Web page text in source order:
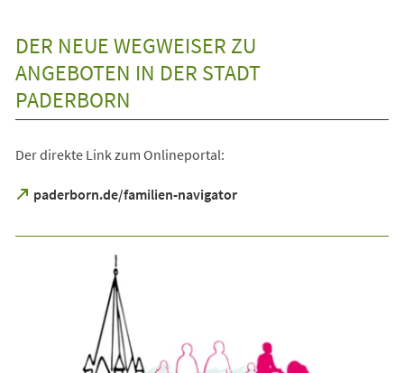
DER NEUE WEGWEISER ZU
ANGEBOTEN IN DER STADT
PADERBORN
Der direkte Link zum Onlineportal:
paderborn.de/familien-navigator
(Öffnet